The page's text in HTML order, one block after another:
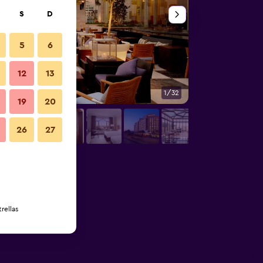
1/32
S D
5 6
12 13
19 20
26 27